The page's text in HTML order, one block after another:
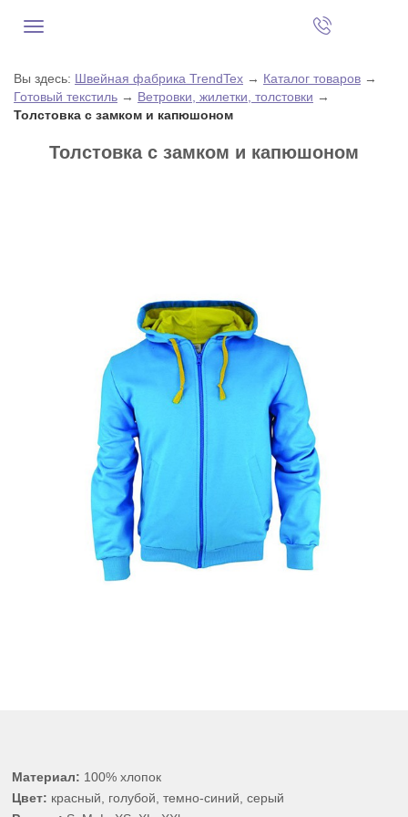
Вы здесь: Швейная фабрика TrendTex → Каталог товаров →
Готовый текстиль → Ветровки, жилетки, толстовки →
Толстовка с замком и капюшоном
Толстовка с замком и капюшоном
Материал: 100% хлопок
Цвет: красный, голубой, темно-синий, серый